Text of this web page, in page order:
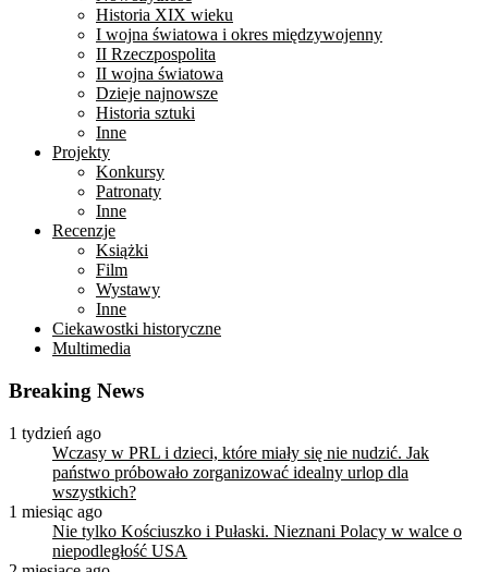
Historia XIX wieku
I wojna światowa i okres międzywojenny
II Rzeczpospolita
II wojna światowa
Dzieje najnowsze
Historia sztuki
Inne
Projekty
Konkursy
Patronaty
Inne
Recenzje
Książki
Film
Wystawy
Inne
Ciekawostki historyczne
Multimedia
Breaking News
1 tydzień ago
Wczasy w PRL i dzieci, które miały się nie nudzić. Jak
państwo próbowało zorganizować idealny urlop dla
wszystkich?
1 miesiąc ago
Nie tylko Kościuszko i Pułaski. Nieznani Polacy w walce o
niepodległość USA